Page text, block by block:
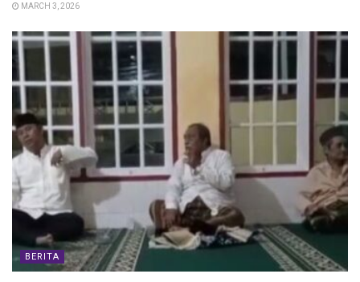
MARCH 3, 2026
BERITA